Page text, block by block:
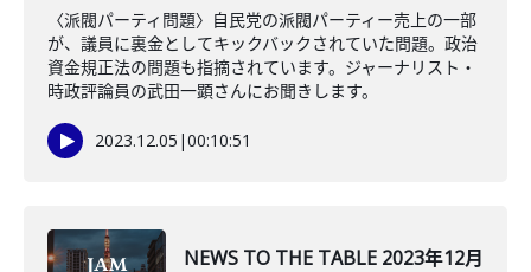
〈派閥パーティ問題〉自民党の派閥パーティー売上の一部
が、議員に裏金としてキックバックされていた問題。政治
資金規正法の問題も指摘されています。ジャーナリスト・
時政評論員の武田一顕さんにお聞きします。
2023.12.05 |00:10:51
NEWS TO THE TABLE 2023年12月